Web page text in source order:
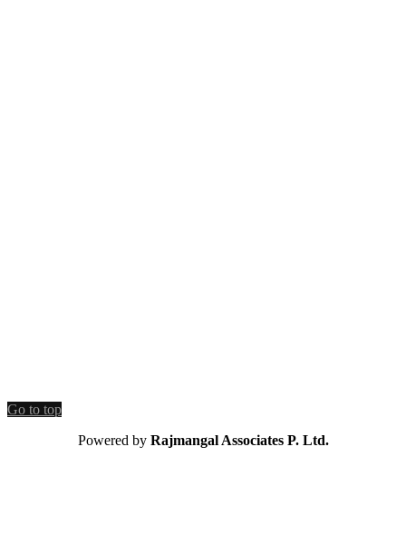
Go to top
Powered by Rajmangal Associates P. Ltd.